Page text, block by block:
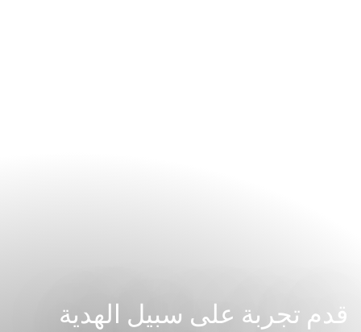
قدم تجربة على سبيل الهدية